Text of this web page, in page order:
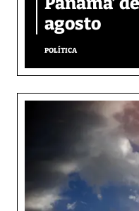
agosto
POLÍTICA